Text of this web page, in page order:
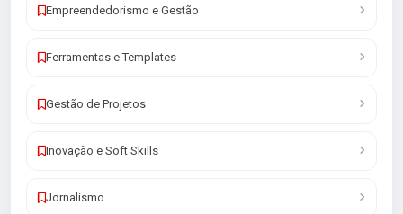
Empreendedorismo e Gestão
Ferramentas e Templates
Gestão de Projetos
Inovação e Soft Skills
Jornalismo